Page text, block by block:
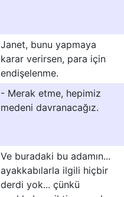
Janet, bunu yapmaya
karar verirsen, para için
endişelenme.
- Merak etme, hepimiz
medeni davranacağız.
Ve buradaki bu adamın...
ayakkabılarla ilgili hiçbir
derdi yok... çünkü